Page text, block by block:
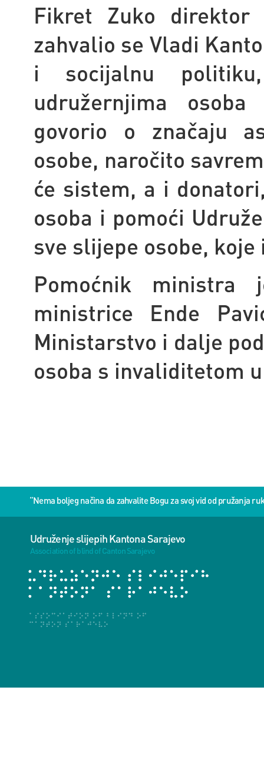
Fikret Zuko direktor
zahvalio se Vladi
i socijalnu
udružernjima
govorio o značaju
osobe, naročito
će sistem, a i
osoba i pomoći
sve slijepe osobe,
Pomoćnik
ministrice Ende
Ministarstvo i dalje
osoba s invaliditetom
“Nema boljeg načina da zahvalite Bogu za svoj vid od pružanja
Udruženje slijepih Kantona Sarajevo
Association of blind of Canton Sarajevo